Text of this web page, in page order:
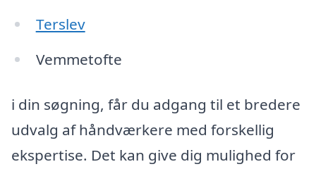
Terslev
Vemmetofte
i din søgning, får du adgang til et bredere
udvalg af håndværkere med forskellig
ekspertise. Det kan give dig mulighed for